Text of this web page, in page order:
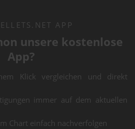
APP
unsere kostenlose
App?
Klick vergleichen und direkt
immer auf dem aktuellen
Chart einfach nachverfolgen